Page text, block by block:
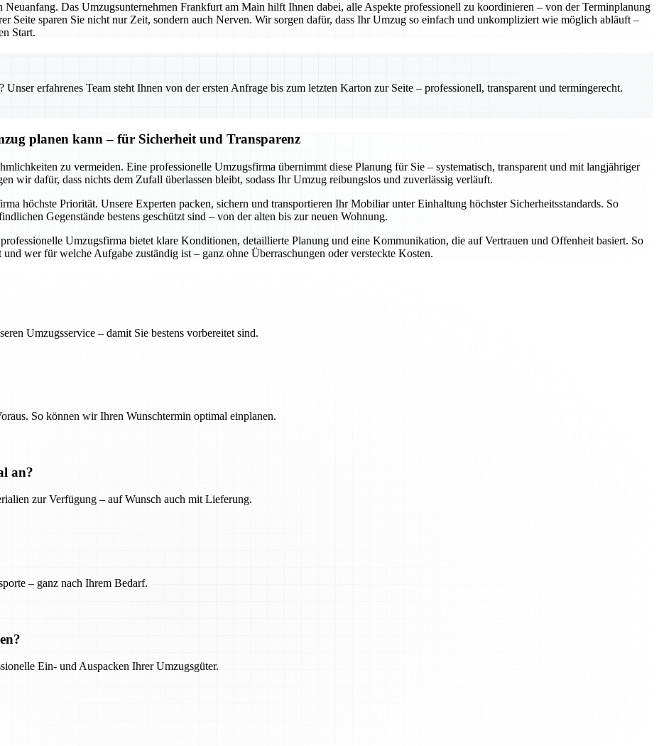
Das Umzugsunternehmen Frankfurt am Main hilft Ihnen dabei, alle Aspekte professionell zu koordinieren – von der Terminplanung
Seite sparen Sie nicht nur Zeit, sondern auch Nerven. Wir sorgen dafür, dass Ihr Umzug so einfach und unkompliziert wie möglich abläuft –
Start.
erfahrenes Team steht Ihnen von der ersten Anfrage bis zum letzten Karton zur Seite – professionell, transparent und termingerecht.
planen kann – für Sicherheit und Transparenz
zu vermeiden. Eine professionelle Umzugsfirma übernimmt diese Planung für Sie – systematisch, transparent und mit langjähriger
wir dafür, dass nichts dem Zufall überlassen bleibt, sodass Ihr Umzug reibungslos und zuverlässig verläuft.
höchste Priorität. Unsere Experten packen, sichern und transportieren Ihr Mobiliar unter Einhaltung höchster Sicherheitsstandards. So
Gegenstände bestens geschützt sind – von der alten bis zur neuen Wohnung.
Umzugsfirma bietet klare Konditionen, detaillierte Planung und eine Kommunikation, die auf Vertrauen und Offenheit basiert. So
wer für welche Aufgabe zuständig ist – ganz ohne Überraschungen oder versteckte Kosten.
Umzugsservice – damit Sie bestens vorbereitet sind.
So können wir Ihren Wunschtermin optimal einplanen.
an?
zur Verfügung – auf Wunsch auch mit Lieferung.
– ganz nach Ihrem Bedarf.
Ein- und Auspacken Ihrer Umzugsgüter.